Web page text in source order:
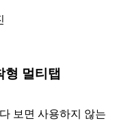
형 멀티탭
보면 사용하지 않는